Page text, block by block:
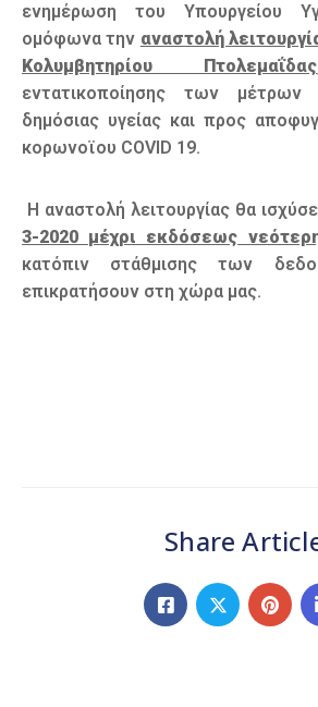
ενημέρωση του Υπουργείου
ομόφωνα την αναστολή
Κολυμβητηρίου Πτολεμαΐδας
εντατικοποίησης των μέτρων
δημόσιας υγείας και προς
κορωνοϊου COVID 19.
Η αναστολή λειτουργίας θα
3-2020 μέχρι εκδόσεως
κατόπιν στάθμισης των
επικρατήσουν στη χώρα μας.
Share